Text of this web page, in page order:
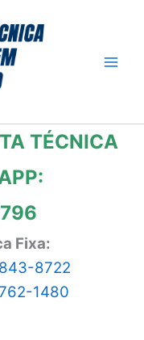
TÉCNICA
Fixa:
8722
1480